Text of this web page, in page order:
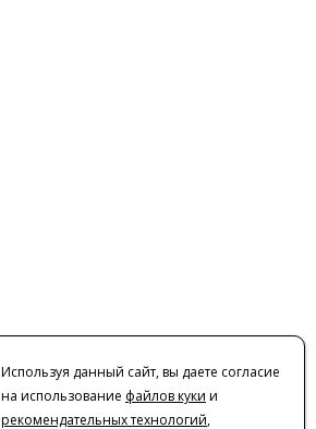
Используя данный сайт, вы даете согласие
на использование файлов куки и
рекомендательных технологий,